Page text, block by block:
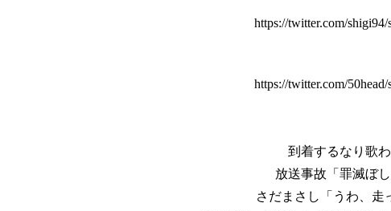
https://twitter.com/
https://twitter.com/
到着するなり歌
放送事故「罪滅ぼ
さだまさし「うわ、走